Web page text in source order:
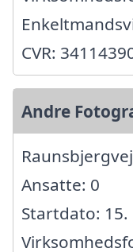
CVR:
Andre
Ansatte: 0
Startdato: 15.